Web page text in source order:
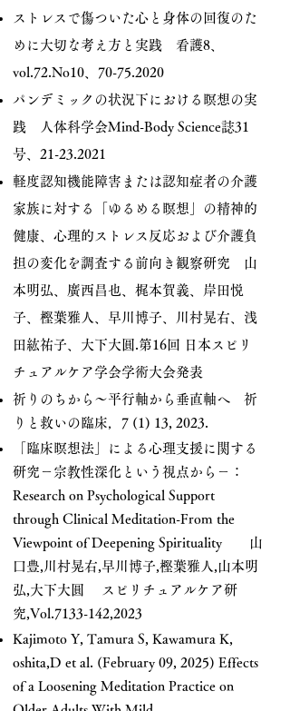
ストレスで傷ついた心と身体の回復のた
めに大切な考え方と実践 看護8、
vol.72.No10、70-75.2020
パンデミックの状況下における瞑想の実
践 人体科学会Mind-Body Science誌31
号、21-23.2021
軽度認知機能障害または認知症者の介護
家族に対する「ゆるめる瞑想」の精神的
健康、心理的ストレス反応および介護負
担の変化を調査する前向き観察研究 山
本明弘、廣西昌也、梶本賀義、岸田悦
子、樫葉雅人、早川博子、川村晃右、浅
田紘祐子、大下大圓.第16回 日本スピリ
チュアルケア学会学術大会発表
祈りのちから～平行軸から垂直軸へ 祈
りと救いの臨床，7 (1) 13, 2023.
「臨床瞑想法」による心理支援に関する
研究－宗教性深化という視点から－：
Research on Psychological Support
through Clinical Meditation-From the
Viewpoint of Deepening Spirituality 山
口豊,川村晃右,早川博子,樫葉雅人,山本明
弘,大下大圓 スピリチュアルケア研
究,Vol.7133-142,2023
Kajimoto Y, Tamura S, Kawamura K,
oshita,D et al. (February 09, 2025) Effects
of a Loosening Meditation Practice on